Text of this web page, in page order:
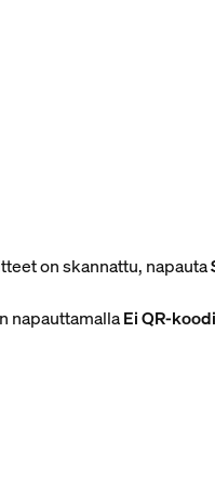
on skannattu, napauta
napauttamallaEi QR-